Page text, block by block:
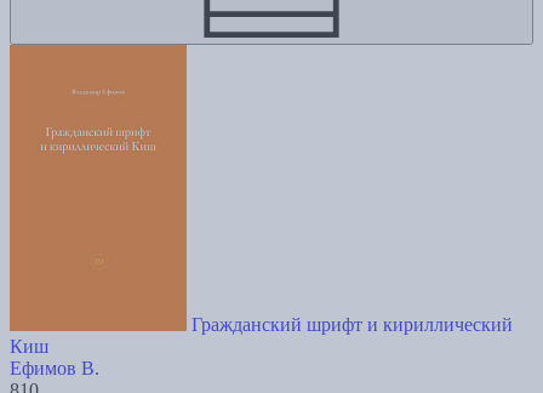
Гражданский шрифт и кириллический
Киш
Ефимов В.